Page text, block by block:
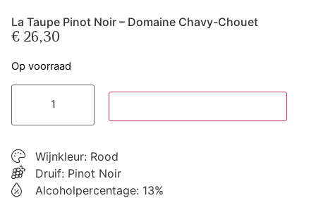
La Taupe Pinot Noir – Domaine Chavy-Chouet
€26,30
Op voorraad
Wijnkleur: Rood
Druif: Pinot Noir
Alcoholpercentage: 13%